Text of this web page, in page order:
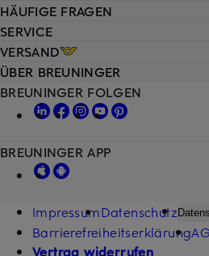
HÄUFIGE FRAGEN
SERVICE
VERSAND
ÜBER BREUNINGER
BREUNINGER FOLGEN
BREUNINGER APP
ImpressumDatenschutz
Barrierefreiheitserklärung
Vertrag widerrufen